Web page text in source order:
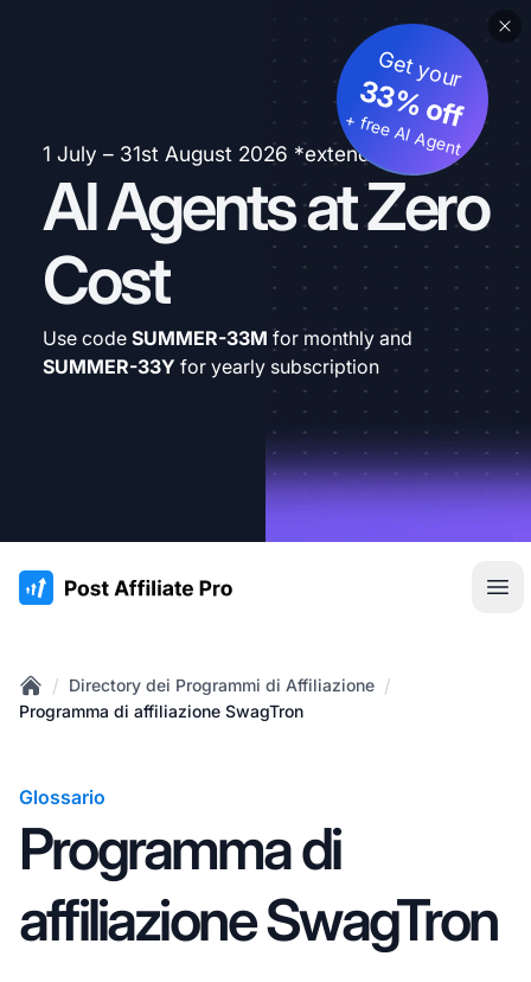
1 July – 31st August 2026 *extended
AI Agents at Zero
Cost
Get your
33% off
+ free AI Agent
Use code SUMMER-33M for monthly and
SUMMER-33Y for yearly subscription
:site.title
Home
/ Directory dei Programmi di Affiliazione /
Programma di affiliazione SwagTron
Glossario
Programma di
affiliazione SwagTron